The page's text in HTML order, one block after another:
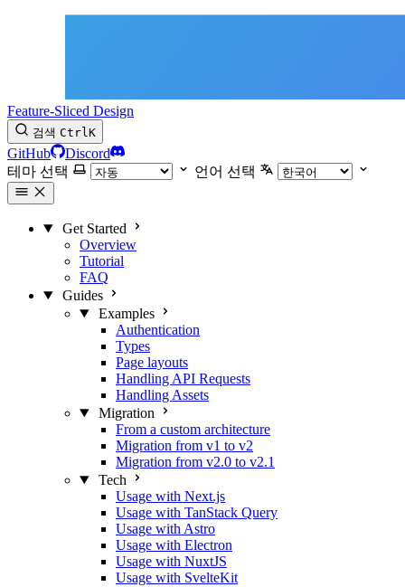
Feature-Sliced Design
검색 CtrlK
GitHub
Discord
테마 선택
언어 선택
Get Started
Overview
Tutorial
FAQ
Guides
Examples
Authentication
Types
Page layouts
Handling API Requests
Handling Assets
Migration
From a custom architecture
Migration from v1 to v2
Migration from v2.0 to v2.1
Tech
Usage with Next.js
Usage with TanStack Query
Usage with Astro
Usage with Electron
Usage with NuxtJS
Usage with SvelteKit